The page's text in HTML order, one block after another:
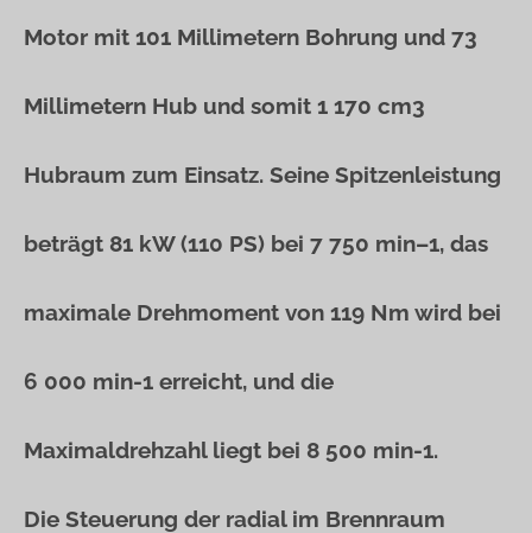
Motor mit 101 Millimetern Bohrung und 73
Millimetern Hub und somit 1 170 cm3
Hubraum zum Einsatz. Seine Spitzenleistung
beträgt 81 kW (110 PS) bei 7 750 min–1, das
maximale Drehmoment von 119 Nm wird bei
6 000 min-1 erreicht, und die
Maximaldrehzahl liegt bei 8 500 min-1.
Die Steuerung der radial im Brennraum